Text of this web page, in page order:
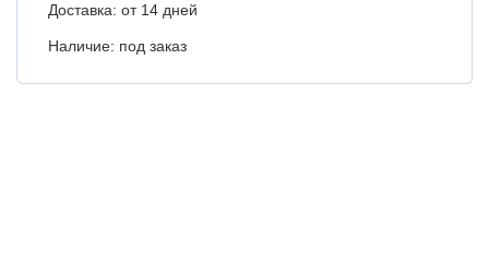
Доставка: от 14 дней
Наличие: под заказ